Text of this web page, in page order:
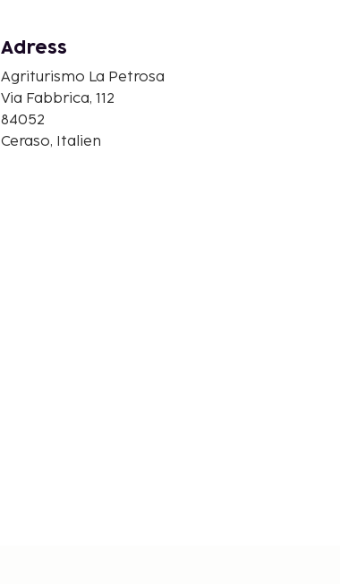
Adress
Agriturismo La Petrosa
Via Fabbrica, 112
84052
Ceraso, Italien